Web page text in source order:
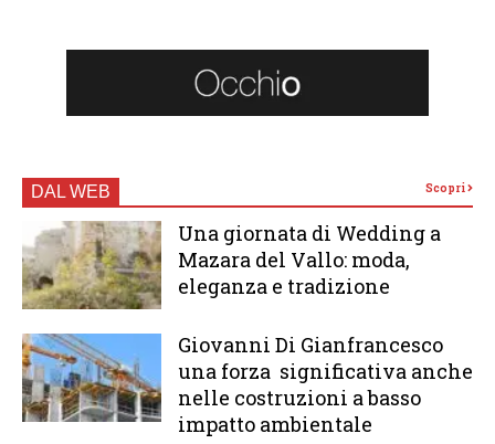
DAL WEB Scopri
Una giornata di Wedding a
Mazara del Vallo: moda,
eleganza e tradizione
Giovanni Di Gianfrancesco
una forza significativa anche
nelle costruzioni a basso
impatto ambientale